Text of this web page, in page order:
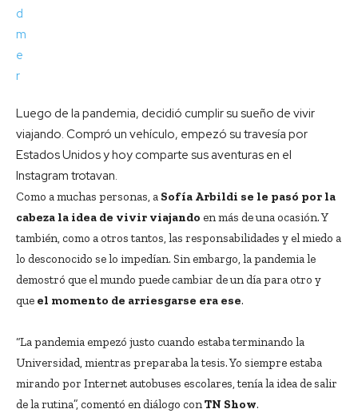
Luego de la pandemia, decidió cumplir su sueño de vivir
viajando. Compró un vehículo, empezó su travesía por
Estados Unidos y hoy comparte sus aventuras en el
Instagram trotavan.
Como a muchas personas, a Sofía Arbildi se le pasó por la
cabeza la idea de vivir viajando en más de una ocasión. Y
también, como a otros tantos, las responsabilidades y el miedo a
lo desconocido se lo impedían. Sin embargo, la pandemia le
demostró que el mundo puede cambiar de un día para otro y
que el momento de arriesgarse era ese.
“La pandemia empezó justo cuando estaba terminando la
Universidad, mientras preparaba la tesis. Yo siempre estaba
mirando por Internet autobuses escolares, tenía la idea de salir
de la rutina”, comentó en diálogo con TN Show.